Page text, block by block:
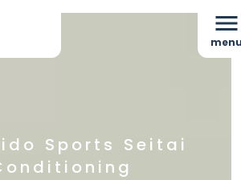
menu
Sports Seitai